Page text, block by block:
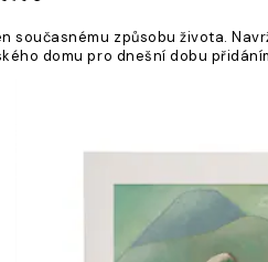
způsobu života.
domu pro dnešní dobu